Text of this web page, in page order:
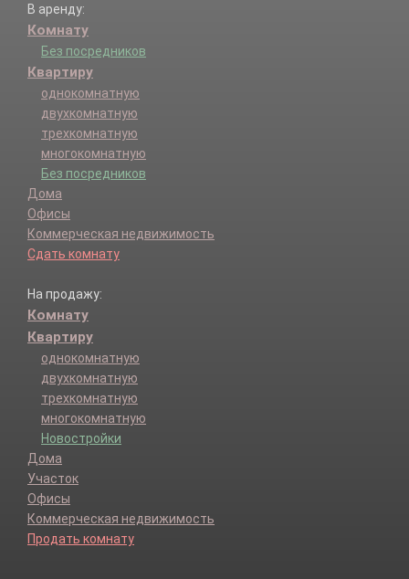
В аренду:
Комнату
Без посредников
Квартиру
однокомнатную
двухкомнатную
трехкомнатную
многокомнатную
Без посредников
Дома
Офисы
Коммерческая недвижимость
Сдать комнату
На продажу:
Комнату
Квартиру
однокомнатную
двухкомнатную
трехкомнатную
многокомнатную
Новостройки
Дома
Участок
Офисы
Коммерческая недвижимость
Продать комнату